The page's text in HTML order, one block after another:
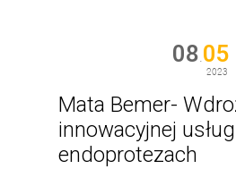
Mata Bemer-
innowacyjnej
endoprotezach
08.05
2023